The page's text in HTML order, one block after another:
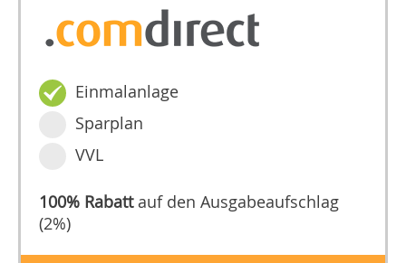
Einmalanlage
Sparplan
VVL
100% Rabattauf den Ausgabeaufschlag
(2%)